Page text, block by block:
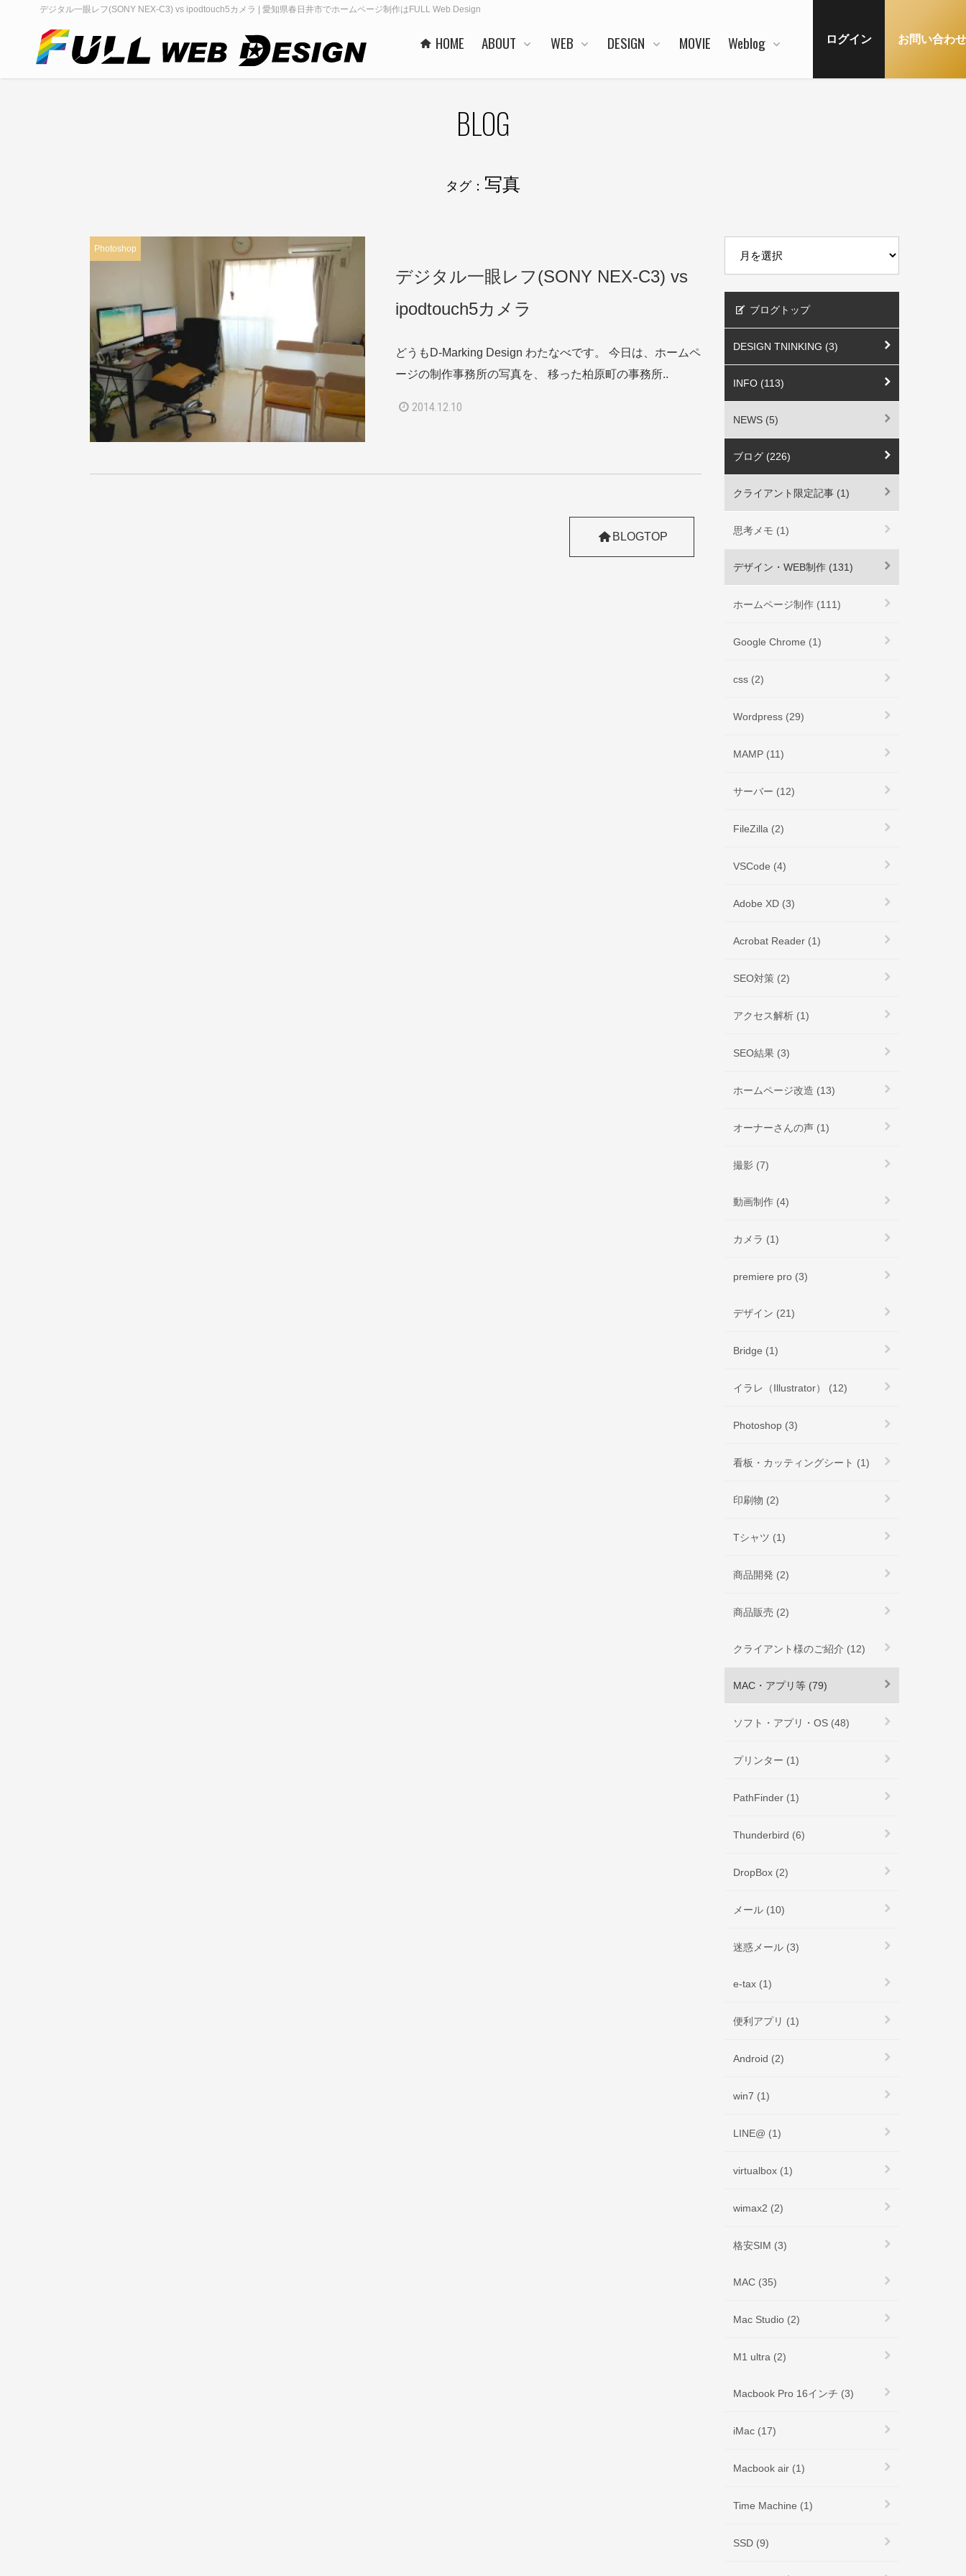
デジタル一眼レフ(SONY NEX-C3) vs ipodtouch5カメラ | 愛知県春日井市でホームページ制作はFULL Web Design
HOME ABOUT WEB DESIGN MOVIE Weblog ログイン お問い合わせ
BLOG
タグ： 写真
Photoshop
デジタル一眼レフ(SONY NEX-C3) vs
ipodtouch5カメラ
どうもD-Marking Design わたなべです。 今日は、ホームペ
ージの制作事務所の写真を、 移った柏原町の事務所..
2014.12.10
BLOGTOP
ブログトップ
DESIGN TNINKING (3)
INFO (113)
NEWS (5)
ブログ (226)
クライアント限定記事 (1)
思考メモ (1)
デザイン・WEB制作 (131)
ホームページ制作 (111)
Google Chrome (1)
css (2)
Wordpress (29)
MAMP (11)
サーバー (12)
FileZilla (2)
VSCode (4)
Adobe XD (3)
Acrobat Reader (1)
SEO対策 (2)
アクセス解析 (1)
SEO結果 (3)
ホームページ改造 (13)
オーナーさんの声 (1)
撮影 (7)
動画制作 (4)
カメラ (1)
premiere pro (3)
デザイン (21)
Bridge (1)
イラレ（Illustrator） (12)
Photoshop (3)
看板・カッティングシート (1)
印刷物 (2)
Tシャツ (1)
商品開発 (2)
商品販売 (2)
クライアント様のご紹介 (12)
MAC・アプリ等 (79)
ソフト・アプリ・OS (48)
プリンター (1)
PathFinder (1)
Thunderbird (6)
DropBox (2)
メール (10)
迷惑メール (3)
e-tax (1)
便利アプリ (1)
Android (2)
win7 (1)
LINE@ (1)
virtualbox (1)
wimax2 (2)
格安SIM (3)
MAC (35)
Mac Studio (2)
M1 ultra (2)
Macbook Pro 16インチ (3)
iMac (17)
Macbook air (1)
Time Machine (1)
SSD (9)